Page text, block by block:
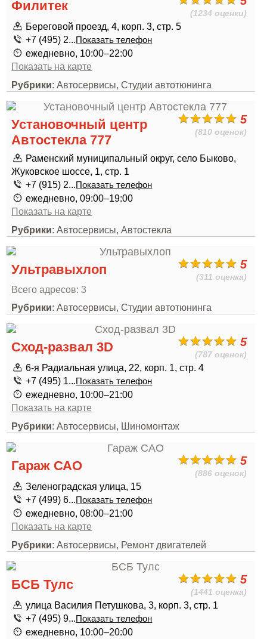
(1234 оценки)
Филитек
Береговой проезд, 4, корп. 3, стр. 5
+7 (495) 2...Показать телефон
ежедневно, 10:00–22:00
Показать на карте
Рубрики: Автосервисы, Студии автотюнинга
5
(810 оценок)
Установочный центр
Автостекла 777
Раменский муниципальный округ, село Быково,
Жуковское шоссе, 1, стр. 1
+7 (915) 2...Показать телефон
ежедневно, 09:00–19:00
Показать на карте
Рубрики: Автосервисы, Автостекла
5
(311 оценка)
Ультравыхлоп
Всего адресов: 3
Рубрики: Автосервисы, Студии автотюнинга
5
(787 оценок)
Сход-развал 3D
6-я Радиальная улица, 22, корп. 1, стр. 4
+7 (495) 1...Показать телефон
ежедневно, 10:00–21:00
Показать на карте
Рубрики: Автосервисы, Шиномонтаж
5
(886 оценок)
Гараж САО
Зеленоградская улица, 15
+7 (499) 6...Показать телефон
ежедневно, 08:00–21:00
Показать на карте
Рубрики: Автосервисы, Ремонт двигателей
5
(1441 оценка)
БСБ Тулс
улица Василия Петушкова, 3, корп. 3, стр. 1
+7 (495) 9...Показать телефон
ежедневно, 10:00–20:00